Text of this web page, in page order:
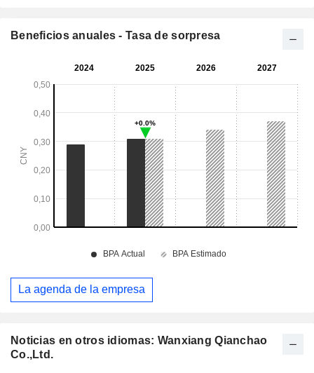
Noticias en otros idiomas: Wanxiang Qianchao
Co.,Ltd.
Beneficios anuales - Tasa de sorpresa
La agenda de la empresa